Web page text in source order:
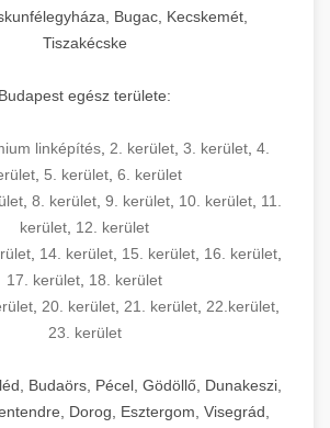
Bugac, Kecskemét,
Tiszakécske
Budapest egész területe:
linképítés 2. kerület 3. kerület 4.
, 5. kerület, 6. kerület
, 8. kerület, 9. kerület, 10. kerület, 11.
kerület 12. kerület
14. kerület 15. kerület 16. kerület
17. kerület 18. kerület
20. kerület 21. kerület 22.kerület
23. kerület
Budaörs, Pécel, Gödöllő, Dunakeszi,
Dorog, Esztergom, Visegrád,